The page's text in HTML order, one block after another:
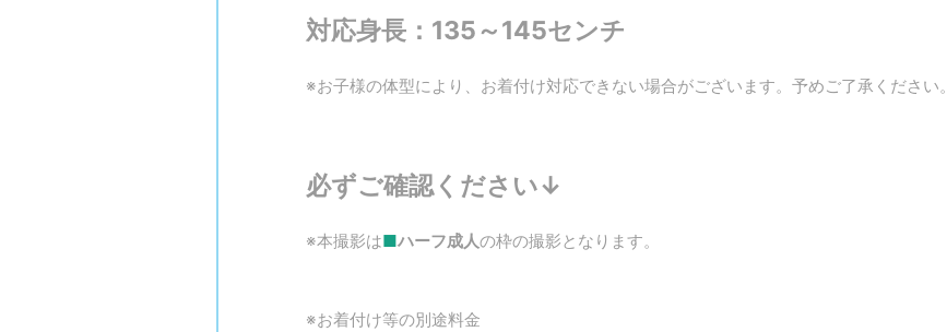
対応身長：135～145センチ
※お子様の体型により、お着付け対応できない場合がございます。予めご了承ください。
必ずご確認ください↓
※本撮影は■ハーフ成人の枠の撮影となります。
※お着付け等の別途料金